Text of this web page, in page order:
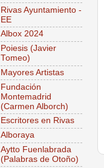
Rivas Ayuntamiento -
EE
Albox 2024
Poiesis (Javier
Tomeo)
Mayores Artistas
Fundación
Montemadrid
(Carmen Alborch)
Escritores en Rivas
Alboraya
Aytto Fuenlabrada
(Palabras de Otoño)